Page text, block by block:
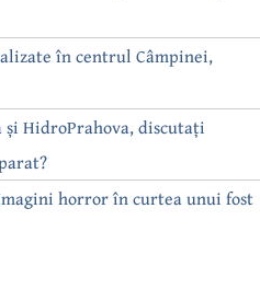
în centrul Câmpinei,
și HidroPrahova, discutați
horror în curtea unui fost